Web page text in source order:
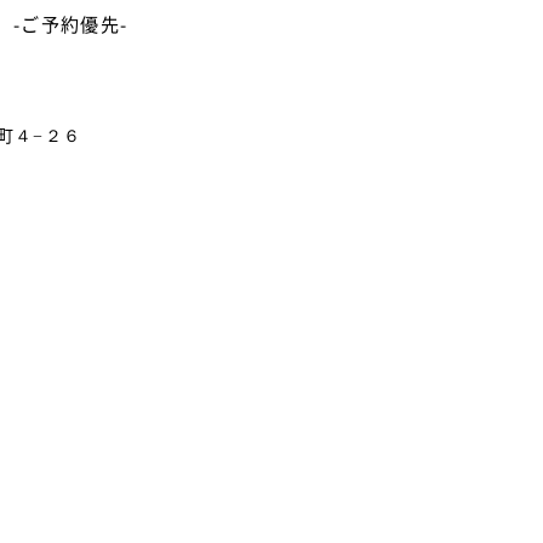
-ご予約優先-
４−２６